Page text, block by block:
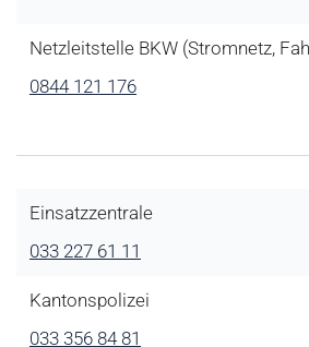
Netzleitstelle BKW (Stromnetz,
0844 121 176
Einsatzzentrale
033 227 61 11
Kantonspolizei
033 356 84 81